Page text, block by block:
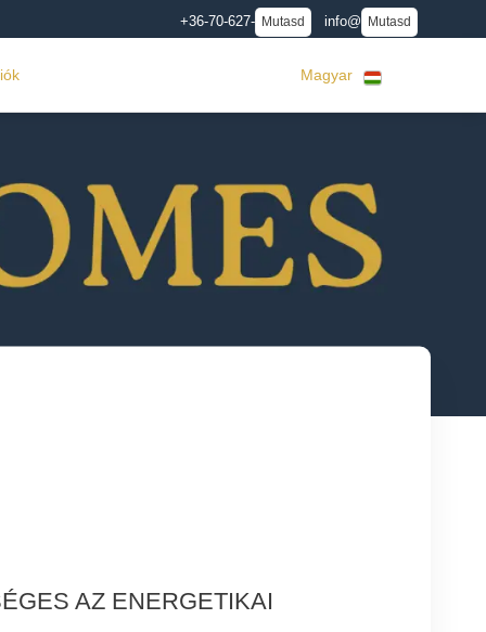
+36-70-627- Mutasd info@ Mutasd
Magyar
AZ ENERGETIKAI